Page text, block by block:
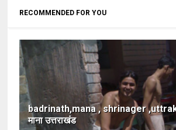
RECOMMENDED FOR YOU
badrinath,mana , shrinager
माना उत्तराखंड